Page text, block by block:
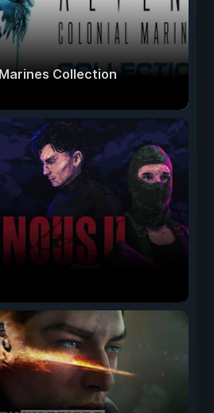
Collection